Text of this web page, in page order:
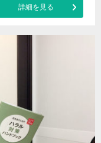
詳細を見る